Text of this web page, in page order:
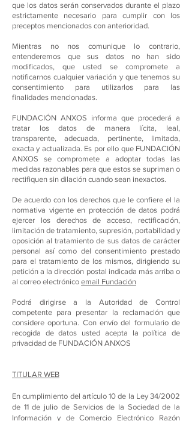
que los datos serán conservados durante el plazo
estrictamente necesario para cumplir con los
preceptos mencionados con anterioridad.
Mientras no nos comunique lo contrario,
entenderemos que sus datos no han sido
modificados, que usted se compromete a
notificarnos cualquier variación y que tenemos su
consentimiento para utilizarlos para las
finalidades mencionadas.
FUNDACIÓN ANXOS informa que procederá a
tratar los datos de manera lícita, leal,
transparente, adecuada, pertinente, limitada,
exacta y actualizada. Es por ello que FUNDACIÓN
ANXOS se compromete a adoptar todas las
medidas razonables para que estos se supriman o
rectifiquen sin dilación cuando sean inexactos.
De acuerdo con los derechos que le confiere el la
normativa vigente en protección de datos podrá
ejercer los derechos de acceso, rectificación,
limitación de tratamiento, supresión, portabilidad y
oposición al tratamiento de sus datos de carácter
personal así como del consentimiento prestado
para el tratamiento de los mismos, dirigiendo su
petición a la dirección postal indicada más arriba o
al correo electrónico email Fundación
Podrá dirigirse a la Autoridad de Control
competente para presentar la reclamación que
considere oportuna. Con envío del formulario de
recogida de datos usted acepta la política de
privacidad de FUNDACIÓN ANXOS
TITULAR WEB
En cumplimiento del artículo 10 de la Ley 34/2002
de 11 de julio de Servicios de la Sociedad de la
Información y de Comercio Electrónico Razón